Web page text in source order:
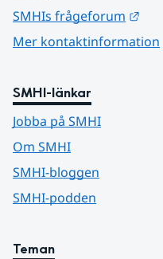
SMHIs frågeforum
Mer kontaktinformation
SMHI-länkar
Jobba på SMHI
Om SMHI
SMHI-bloggen
SMHI-podden
Teman